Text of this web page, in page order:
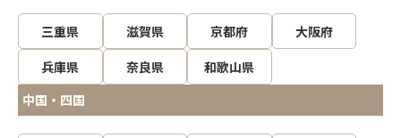
三重県 滋賀県 京都府
大阪府
兵庫県
奈良県
和歌山県
中国・四国